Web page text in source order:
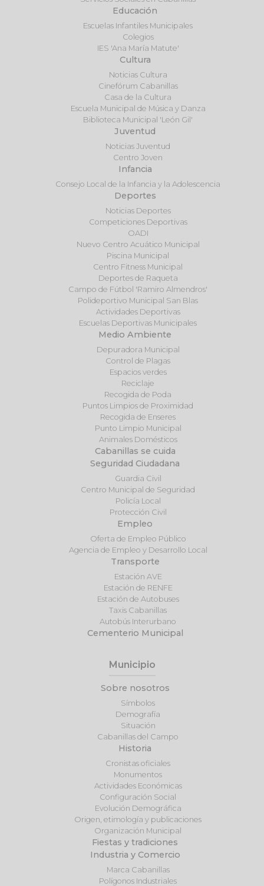
Educación
Escuelas Infantiles Municipales
Colegios
IES 'Ana María Matute'
Cultura
Noticias Cultura
Cinefórum Cabanillas
Casa de la Cultura
Escuela Municipal de Música y Danza
Biblioteca Municipal 'León Gil'
Juventud
Noticias Juventud
Centro Joven
Infancia
Consejo Local de la Infancia y la Adolescencia
Deportes
Noticias Deportes
Competiciones Deportivas
OADI
Nuevo Centro Acuático Municipal
Piscina Municipal
Centro Fitness Municipal
Deportes de Raqueta
Campo de Fútbol 'Ramiro Almendros'
Polideportivo Municipal San Blas
Actividades Deportivas
Escuelas Deportivas Municipales
Medio Ambiente
Depuradora Municipal
Control de Plagas
Espacios verdes
Reciclaje
Recogida de Poda
Puntos Limpios de Proximidad
Recogida de Enseres
Punto Limpio Municipal
Animales Domésticos
Cabanillas se cuida
Seguridad Ciudadana
Guardia Civil
Centro Municipal de Seguridad
Policía Local
Protección Civil
Empleo
Oferta de Empleo Público
Agencia de Empleo y Desarrollo Local
Transporte
Estación AVE
Estación de RENFE
Estación de Autobuses
Taxis Cabanillas
Autobús Interurbano
Cementerio Municipal
Municipio
Sobre nosotros
Símbolos
Demografía
Situación
Cabanillas del Campo
Historia
Cronistas oficiales
Monumentos
Actividades Económicas
Configuración Social
Evolución Demográfica
Origen, etimología y publicaciones
Organización Municipal
Fiestas y tradiciones
Industria y Comercio
Marca Cabanillas
Polígonos Industriales